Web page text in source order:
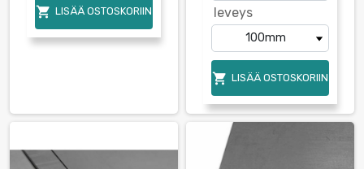
 LISÄÄ OSTOSKORIIN leveys
 LISÄÄ OSTOSKORIIN